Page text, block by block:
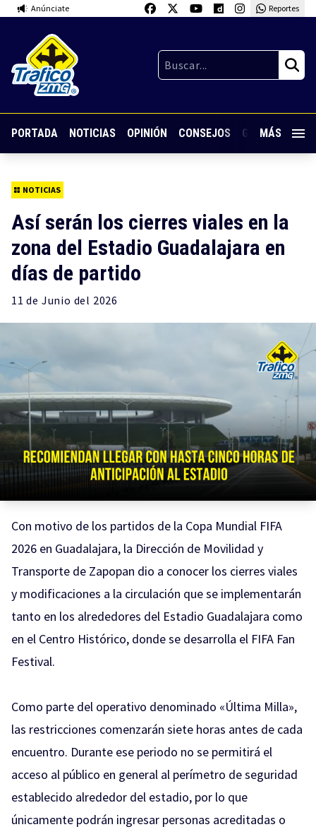
Anúnciate Reportes
PORTADA NOTICIAS OPINIÓN CONSEJOS GUARDIA
MÁS
NOTICIAS
Así serán los cierres viales en la
zona del Estadio Guadalajara en
días de partido
11 de Junio del 2026
Con motivo de los partidos de la Copa Mundial FIFA
2026 en Guadalajara, la Dirección de Movilidad y
Transporte de Zapopan dio a conocer los cierres viales
y modificaciones a la circulación que se implementarán
tanto en los alrededores del Estadio Guadalajara como
en el Centro Histórico, donde se desarrolla el FIFA Fan
Festival.
Como parte del operativo denominado «Última Milla»,
las restricciones comenzarán siete horas antes de cada
encuentro. Durante ese periodo no se permitirá el
acceso al público en general al perímetro de seguridad
establecido alrededor del estadio, por lo que
únicamente podrán ingresar personas acreditadas o